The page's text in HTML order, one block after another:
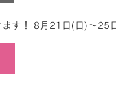
す！ 8月21日(日)～25